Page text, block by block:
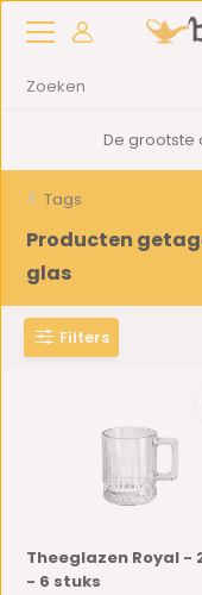
De grootste
Tags
Producten
glas
Filters
Theeglazen Royal -
- 6 stuks